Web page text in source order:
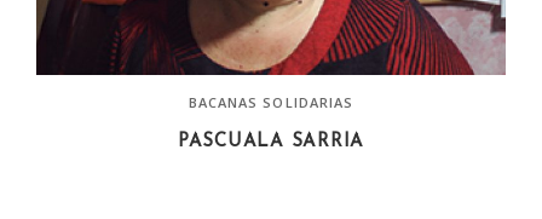
BACANAS SOLIDARIAS
PASCUALA SARRIA